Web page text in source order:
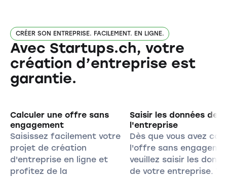
CRÉER SON ENTREPRISE. FACILEMENT. EN LIGNE.
Avec Startups.ch, votre
création d’entreprise est
garantie.
Calculer une offre sans
engagement
Saisissez facilement votre
projet de création
d'entreprise en ligne et
profitez de la
Saisir les données de
l'entreprise
Dès que vous avez
l'offre sans
veuillez saisir les
de votre entreprise.